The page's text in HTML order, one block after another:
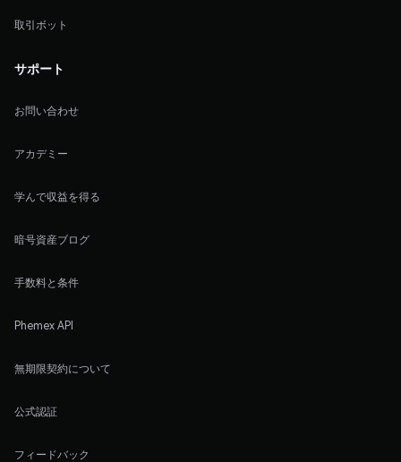
取引ボット
サポート
お問い合わせ
アカデミー
学んで収益を得る
暗号資産ブログ
手数料と条件
Phemex API
無期限契約について
公式認証
フィードバック